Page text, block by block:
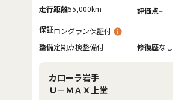
走行距離55,000km 評価点-
保証ロングラン保証付
整備定期点検整備付 修復歴なし
カローラ岩手
Ｕ－ＭＡＸ上堂